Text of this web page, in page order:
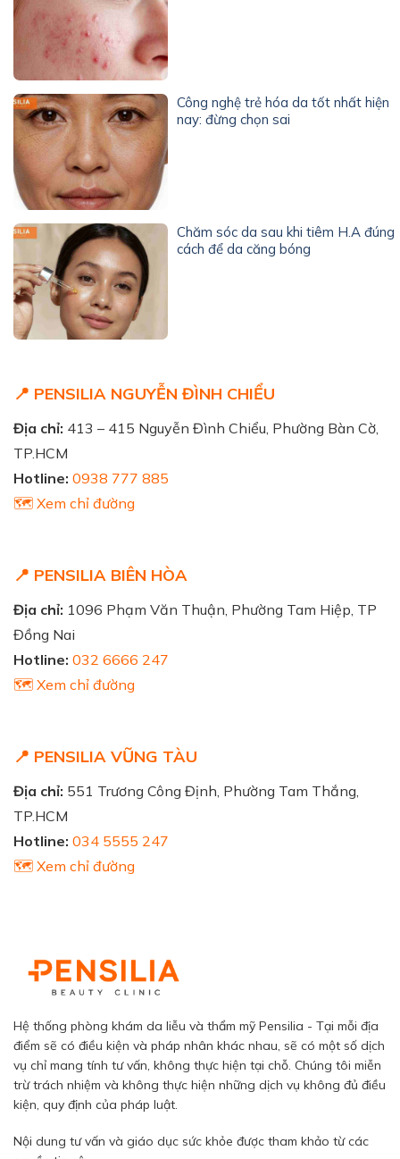
Công nghệ trẻ hóa da tốt nhất hiện
nay: đừng chọn sai
Chăm sóc da sau khi tiêm H.A đúng
cách để da căng bóng
📍 PENSILIA NGUYỄN ĐÌNH CHIỂU
Địa chỉ: 413 – 415 Nguyễn Đình Chiểu, Phường Bàn Cờ,
TP.HCM
Hotline: 0938 777 885
🗺️ Xem chỉ đường
📍 PENSILIA BIÊN HÒA
Địa chỉ: 1096 Phạm Văn Thuận, Phường Tam Hiệp, TP
Đồng Nai
Hotline: 032 6666 247
🗺️ Xem chỉ đường
📍 PENSILIA VŨNG TÀU
Địa chỉ: 551 Trương Công Định, Phường Tam Thắng,
TP.HCM
Hotline: 034 5555 247
🗺️ Xem chỉ đường
Hệ thống phòng khám da liễu và thẩm mỹ Pensilia - Tại mỗi địa
điểm sẽ có điều kiện và pháp nhân khác nhau, sẽ có một số dịch
vụ chỉ mang tính tư vấn, không thực hiện tại chỗ. Chúng tôi miễn
trừ trách nhiệm và không thực hiện những dịch vụ không đủ điều
kiện, quy định của pháp luật.
Nội dung tư vấn và giáo dục sức khỏe được tham khảo từ các